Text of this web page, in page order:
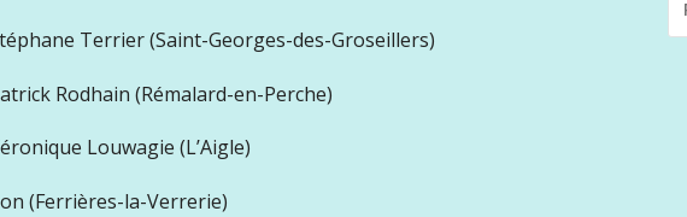
Terrier (Saint-Georges-des-Groseillers)
Rodhain (Rémalard-en-Perche)
Louwagie (L’Aigle)
(Ferrières-la-Verrerie)
: